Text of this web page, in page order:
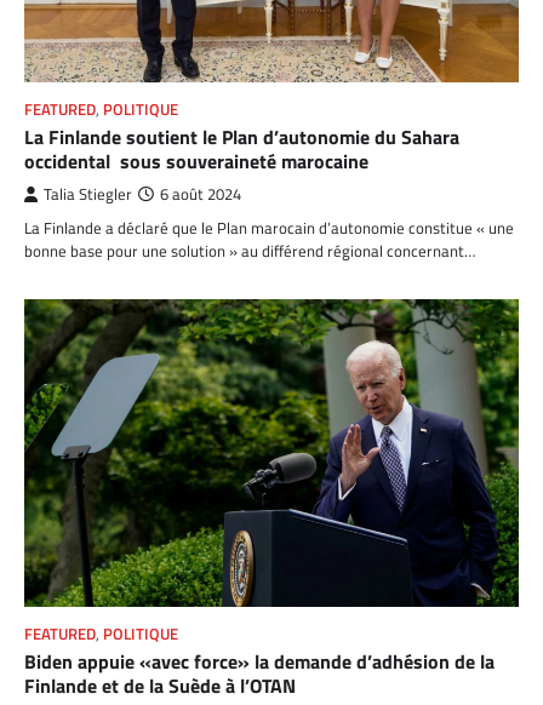
FEATURED, POLITIQUE
La Finlande soutient le Plan d’autonomie du Sahara
occidental sous souveraineté marocaine
Talia Stiegler 6 août 2024
La Finlande a déclaré que le Plan marocain d’autonomie constitue « une
bonne base pour une solution » au différend régional concernant…
FEATURED, POLITIQUE
Biden appuie «avec force» la demande d’adhésion de la
Finlande et de la Suède à l’OTAN